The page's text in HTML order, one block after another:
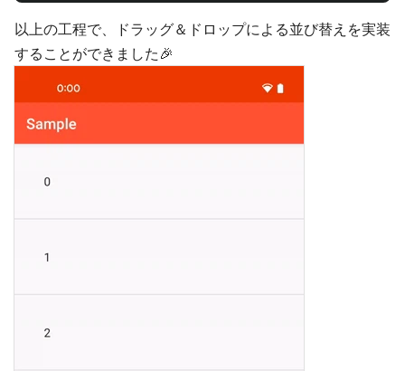
以上の工程で、ドラッグ＆ドロップによる並び替えを実装
することができました🎉